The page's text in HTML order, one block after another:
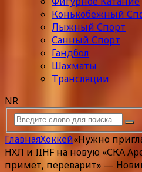
Конькобежный
Лыжный Спорт
Санный Спорт
Гандбол
Шахматы
Трансляции
NR
ГлавнаяХоккей«Нужно
НХЛ и IIHF на новую «СКА
примет, переварит» —